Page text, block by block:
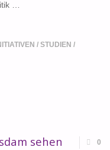
…
/ STUDIEN /
sehen 0